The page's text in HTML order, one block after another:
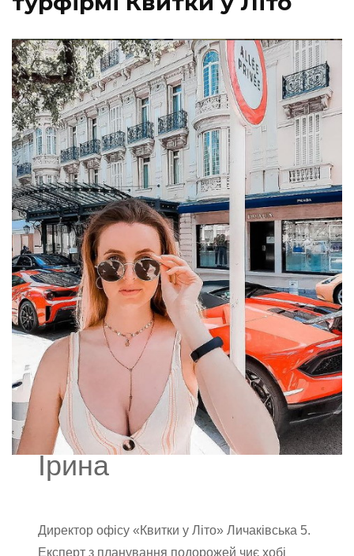
Ірина
Директор офісу «Квитки у Літо» Личаківська 5.
Експерт з планування подорожей чиє хобі